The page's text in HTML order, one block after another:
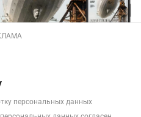
персональных данных